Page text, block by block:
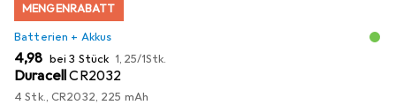
MENGENRABATT
Batterien + Akkus
EUR
4,98 bei 3 Stück EUR
1,25/1Stk.
DuracellCR2032
4 Stk., CR2032, 225 mAh